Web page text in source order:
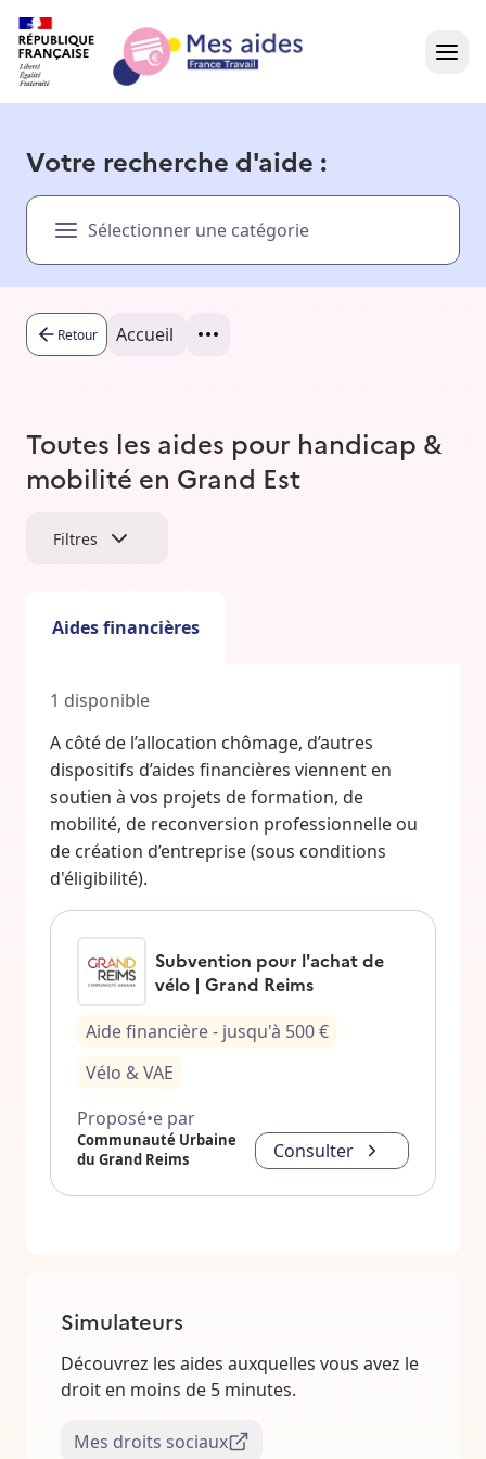
Présentation vidéo
Besoin d'aide ?
Votre recherche d'aide :
Sélectionner une catégorie
Retour Accueil
Toutes les aides pour handicap &
mobilité en Grand Est
Filtres
Aides financières
1 disponible
A côté de l’allocation chômage, d’autres
dispositifs d’aides financières viennent en
soutien à vos projets de formation, de
mobilité, de reconversion professionnelle ou
de création d’entreprise (sous conditions
d'éligibilité).
Subvention pour l'achat de
vélo | Grand Reims
Aide financière- jusqu'à 500€
Vélo & VAE
Proposé•e par
Communauté Urbaine
du Grand Reims
Consulter
Simulateurs
Découvrez les aides auxquelles vous avez le
droit en moins de 5 minutes.
Mes droits sociaux